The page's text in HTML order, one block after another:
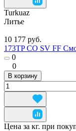
Turkuaz
Литье
10 177 руб.
173TP CO SV FF
0
0
В корзину
Цена за кг. при